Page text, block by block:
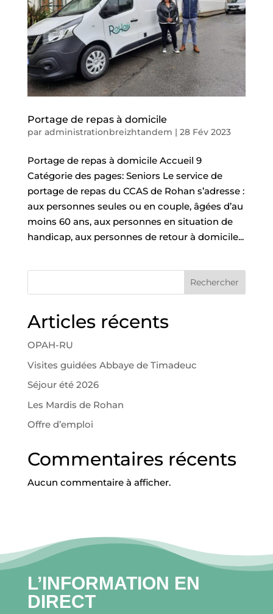
Portage de repas à domicile
par administrationbreizhtandem | 28 Fév 2023
Portage de repas à domicile Accueil 9
Catégorie des pages: Seniors Le service de
portage de repas du CCAS de Rohan s’adresse :
aux personnes seules ou en couple, âgées d’au
moins 60 ans, aux personnes en situation de
handicap, aux personnes de retour à domicile...
Rechercher
Articles récents
OPAH-RU
Visites guidées Abbaye de Timadeuc
Séjour été 2026
Les Mardis de Rohan
Offre d’emploi
Commentaires récents
Aucun commentaire à afficher.
L’INFORMATION EN
DIRECT